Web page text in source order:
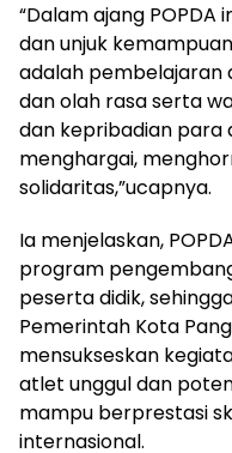
“Dalam ajang
dan unjuk
adalah pembelajaran
dan olah rasa serta
dan kepribadian para
menghargai,
solidaritas,”ucapnya.
Ia menjelaskan,
program
peserta didik,
Pemerintah Kota
mensukseskan
atlet unggul dan
mampu berprestasi
internasional.